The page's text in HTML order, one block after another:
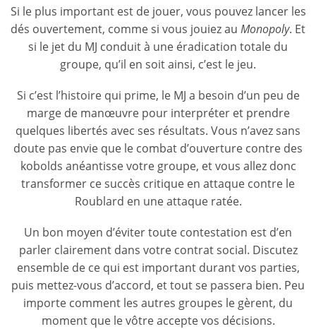
Si le plus important est de jouer, vous pouvez lancer les
dés ouvertement, comme si vous jouiez au Monopoly. Et
si le jet du MJ conduit à une éradication totale du
groupe, qu’il en soit ainsi, c’est le jeu.
Si c’est l’histoire qui prime, le MJ a besoin d’un peu de
marge de manœuvre pour interpréter et prendre
quelques libertés avec ses résultats. Vous n’avez sans
doute pas envie que le combat d’ouverture contre des
kobolds anéantisse votre groupe, et vous allez donc
transformer ce succès critique en attaque contre le
Roublard en une attaque ratée.
Un bon moyen d’éviter toute contestation est d’en
parler clairement dans votre contrat social. Discutez
ensemble de ce qui est important durant vos parties,
puis mettez-vous d’accord, et tout se passera bien. Peu
importe comment les autres groupes le gèrent, du
moment que le vôtre accepte vos décisions.